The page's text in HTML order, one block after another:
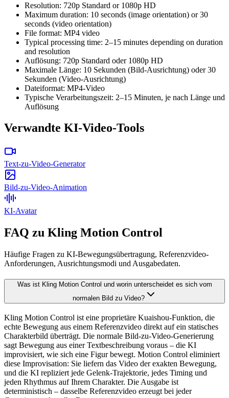
Resolution: 720p Standard or 1080p HD
Maximum duration: 10 seconds (image orientation) or 30
seconds (video orientation)
File format: MP4 video
Typical processing time: 2–15 minutes depending on duration
and resolution
Auflösung: 720p Standard oder 1080p HD
Maximale Länge: 10 Sekunden (Bild-Ausrichtung) oder 30
Sekunden (Video-Ausrichtung)
Dateiformat: MP4-Video
Typische Verarbeitungszeit: 2–15 Minuten, je nach Länge und
Auflösung
Verwandte KI-Video-Tools
Text-zu-Video-Generator
Bild-zu-Video-Animation
KI-Avatar
FAQ zu Kling Motion Control
Häufige Fragen zu KI-Bewegungsübertragung, Referenzvideo-
Anforderungen, Ausrichtungsmodi und Ausgabedaten.
Was ist Kling Motion Control und worin unterscheidet es sich vom
normalen Bild zu Video?
Kling Motion Control ist eine proprietäre Kuaishou-Funktion, die
echte Bewegung aus einem Referenzvideo direkt auf ein statisches
Charakterbild überträgt. Die normale Bild-zu-Video-Generierung
sagt Bewegung aus einer Textbeschreibung voraus – die KI
improvisiert, wie sich eine Figur bewegt. Motion Control eliminiert
diese Improvisation: Sie liefern das Video der exakten Bewegung,
und die KI repliziert jede Gelenk-Trajektorie, jedes Timing und
jeden Rhythmus auf Ihrem Charakter. Die Ausgabe ist
deterministisch – dasselbe Referenzvideo erzeugt bei jeder